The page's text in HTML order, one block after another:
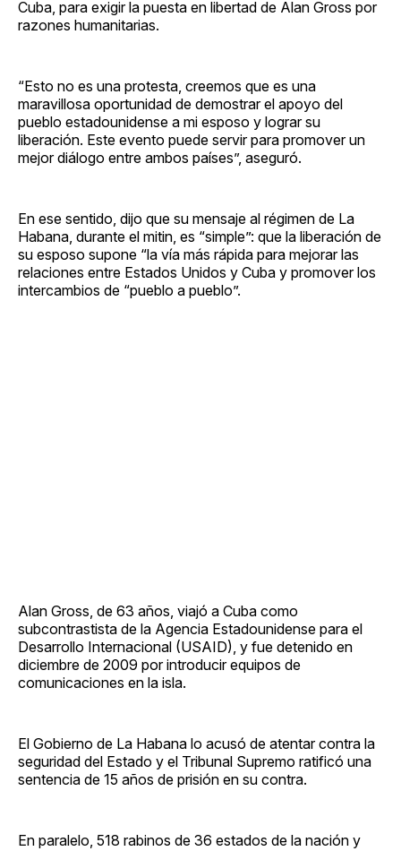
Cuba, para exigir la puesta en libertad de Alan Gross por
razones humanitarias.
“Esto no es una protesta, creemos que es una
maravillosa oportunidad de demostrar el apoyo del
pueblo estadounidense a mi esposo y lograr su
liberación. Este evento puede servir para promover un
mejor diálogo entre ambos países”, aseguró.
En ese sentido, dijo que su mensaje al régimen de La
Habana, durante el mitin, es “simple”: que la liberación de
su esposo supone “la vía más rápida para mejorar las
relaciones entre Estados Unidos y Cuba y promover los
intercambios de “pueblo a pueblo”.
Alan Gross, de 63 años, viajó a Cuba como
subcontrastista de la Agencia Estadounidense para el
Desarrollo Internacional (USAID), y fue detenido en
diciembre de 2009 por introducir equipos de
comunicaciones en la isla.
El Gobierno de La Habana lo acusó de atentar contra la
seguridad del Estado y el Tribunal Supremo ratificó una
sentencia de 15 años de prisión en su contra.
En paralelo, 518 rabinos de 36 estados de la nación y